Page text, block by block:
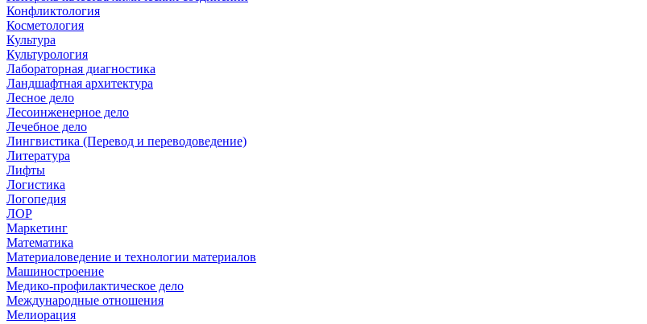
Конфликтология
Косметология
Культура
Культурология
Лабораторная диагностика
Ландшафтная архитектура
Лесное дело
Лесоинженерное дело
Лечебное дело
Лингвистика (Перевод и переводоведение)
Литература
Лифты
Логистика
Логопедия
ЛОР
Маркетинг
Математика
Материаловедение и технологии материалов
Машиностроение
Медико-профилактическое дело
Международные отношения
Мелиорация